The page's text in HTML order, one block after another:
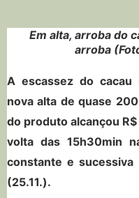
Em alta, arroba do
arroba
A escassez do
nova alta de quase
do produto alcançou
volta das 15h30min
constante e
(25.11.).